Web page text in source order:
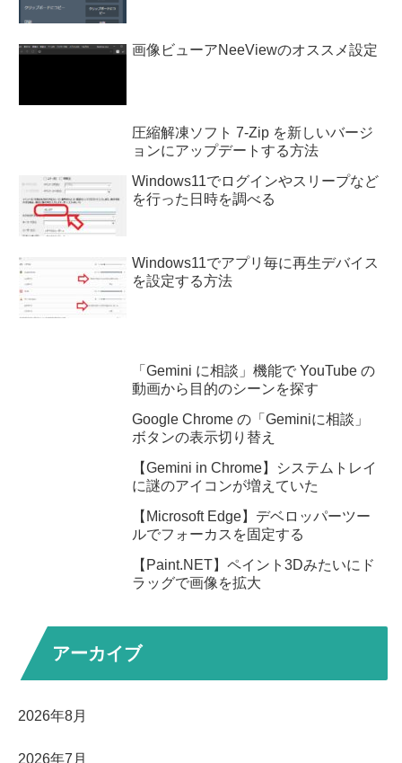
画像ビューアNeeViewのオススメ設定
圧縮解凍ソフト 7-Zip を新しいバージ
ョンにアップデートする方法
Windows11でログインやスリープなど
を行った日時を調べる
Windows11でアプリ毎に再生デバイス
を設定する方法
「Gemini に相談」機能で YouTube の
動画から目的のシーンを探す
Google Chrome の「Geminiに相談」
ボタンの表示切り替え
【Gemini in Chrome】システムトレイ
に謎のアイコンが増えていた
【Microsoft Edge】デベロッパーツー
ルでフォーカスを固定する
【Paint.NET】ペイント3Dみたいにド
ラッグで画像を拡大
アーカイブ
2026年8月
2026年7月